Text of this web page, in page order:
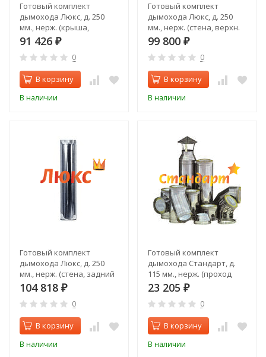
Готовый комплект
дымохода Люкс, д. 250
мм., нерж. (крыша,
задний выход)
91 426 ₽
0
В корзину
В наличии
Готовый комплект
дымохода Люкс, д. 250
мм., нерж. (стена, верхн.
выход)
99 800 ₽
0
В корзину
В наличии
Готовый комплект
дымохода Люкс, д. 250
мм., нерж. (стена, задний
выход)
104 818 ₽
0
В корзину
В наличии
Готовый комплект
дымохода Стандарт, д.
115 мм., нерж. (проход
через крышу, верхний
выход)
23 205 ₽
0
В корзину
В наличии